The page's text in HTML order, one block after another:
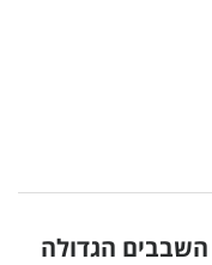
השבבים הגדולה